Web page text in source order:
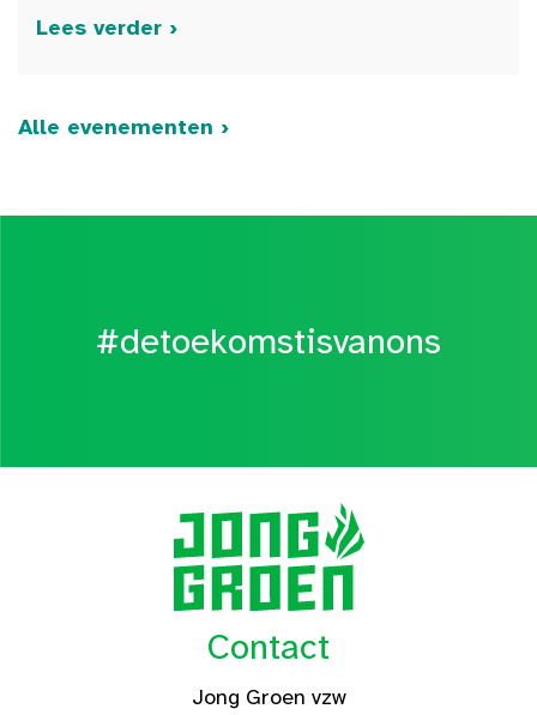
Lees verder ›
Alle evenementen ›
#detoekomstisvanons
Contact
Jong Groen vzw